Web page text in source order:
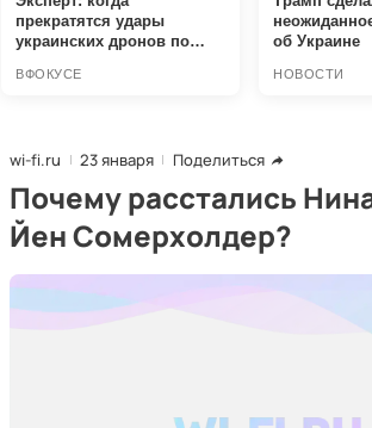
wi-fi.ru 23 января Поделиться
Почему расстались
Йен Сомерхолдер?